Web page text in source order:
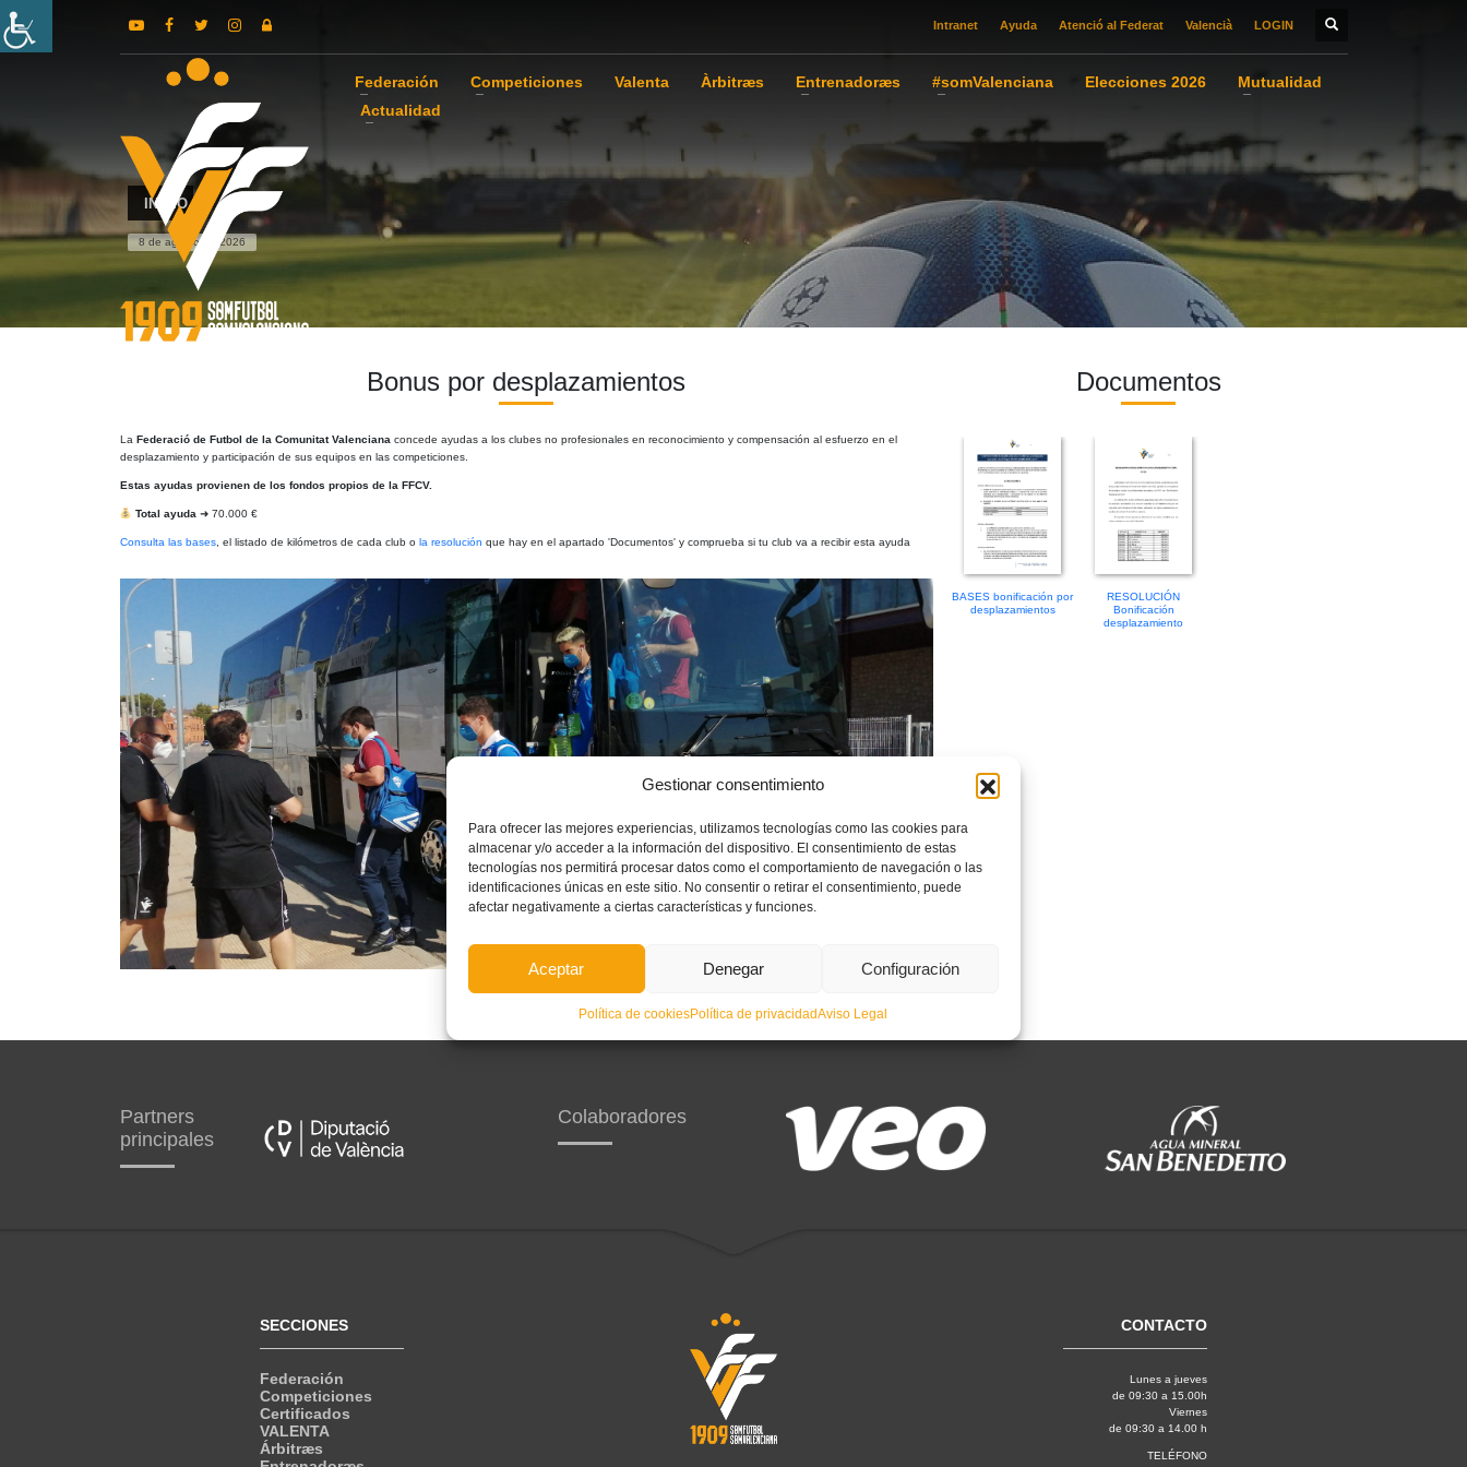
Gestionar consentimiento
Para ofrecer las mejores experiencias, utilizamos tecnologías como las cookies para
almacenar y/o acceder a la información del dispositivo. El consentimiento de estas
tecnologías nos permitirá procesar datos como el comportamiento de navegación o las
identificaciones únicas en este sitio. No consentir o retirar el consentimiento, puede
afectar negativamente a ciertas características y funciones.
Aceptar Denegar Configuración
Política de cookiesPolítica de privacidadAviso Legal
Intranet Ayuda Atenció al Federat Valencià LOGIN
Federación Competiciones Valenta Àrbitræs Entrenadoræs #somValenciana Elecciones 2026
Mutualidad
Actualidad
INICIO
8 de agosto de 2026
Bonus por desplazamientos
La Federació de Futbol de la Comunitat Valenciana concede ayudas a los clubes no profesionales en reconocimiento y compensación al esfuerzo en el
desplazamiento y participación de sus equipos en las competiciones.
Estas ayudas provienen de los fondos propios de la FFCV.
Total ayuda ➜ 70.000 €
Consulta las bases, el listado de kilómetros de cada club o la resolución que hay en el apartado 'Documentos' y comprueba si tu club va a recibir esta ayuda
Documentos
BASES bonificación por
desplazamientos
RESOLUCIÓN
Bonificación
desplazamiento
Partners
principales
Colaboradores
SECCIONES
Federación
Competiciones
Certificados
VALENTA
Árbitræs
CONTACTO
Lunes a jueves
de 09:30 a 15.00h
Viernes
de 09:30 a 14.00 h
TELÉFONO